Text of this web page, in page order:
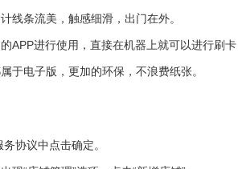
线条流美，触感细滑，出门在外。
进行使用，直接在机器上就可以进行刷卡
于电子版，更加的环保，不浪费纸张。
协议中点击确定。